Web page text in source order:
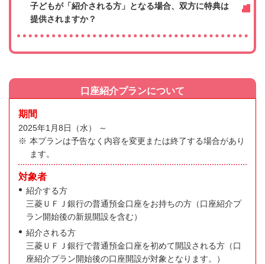
子どもが「紹介される方」となる場合、双方に特典は
提供されますか？
口座紹介プランについて
期間
2025年1月8日（水） ～
本プランは予告なく内容を変更または終了する場合があり
ます。
対象者
紹介する方
三菱ＵＦＪ銀行の普通預金口座をお持ちの方（口座紹介プ
ラン開始後の新規開設を含む）
紹介される方
三菱ＵＦＪ銀行で普通預金口座を初めて開設される方（口
座紹介プラン開始後の口座開設が対象となります。）